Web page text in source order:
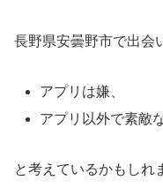
長野県安曇野市で出会
アプリは嫌、
アプリ以外で素敵
と考えているかもしれ